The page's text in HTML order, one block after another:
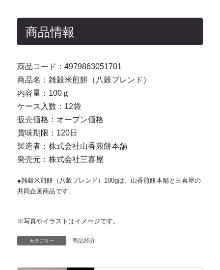
商品情報
商品コード：4979863051701
商品名：雑穀米煎餅（八穀ブレンド）
内容量：100ｇ
ケース入数：12袋
販売価格：オープン価格
賞味期限：120日
製造者：株式会社山香煎餅本舗
発売元：株式会社三喜屋
●雑穀米煎餅（八穀ブレンド）100gは、山香煎餅本舗と三喜屋の
共同企画商品です。
※写真やイラストはイメージです。
カテゴリー 商品紹介